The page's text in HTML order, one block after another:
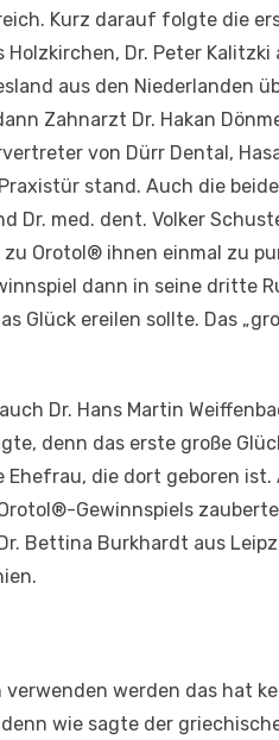
Kurz darauf folgte die
Holzkirchen, Dr. Peter
aus den Niederlanden
Zahnarzt Dr. Hakan
von Dürr Dental,
stand. Auch die
Dr. med. dent. Volker
Orotol® ihnen einmal zu
dann in seine dritte
Glück ereilen sollte. Das
Dr. Hans Martin
denn das erste große
Ehefrau, die dort geboren
Gewinnspiels
Bettina Burkhardt aus
verwenden werden das hat
wie sagte der